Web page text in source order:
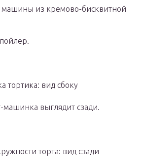
машины из кремово-бисквитной
тортика: вид сбоку
машинка выглядит сзади.
торта: вид сзади